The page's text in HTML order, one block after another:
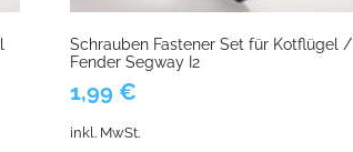
Schrauben Fastener Set für Kotflügel /
Fender Segway I2
1,99 €
inkl. MwSt.